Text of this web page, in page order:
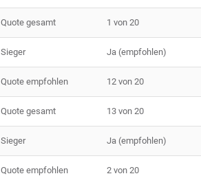
Quote gesamt 1 von 20
Sieger Ja (empfohlen)
Quote empfohlen 12 von 20
Quote gesamt 13 von 20
Sieger Ja (empfohlen)
Quote empfohlen 2 von 20